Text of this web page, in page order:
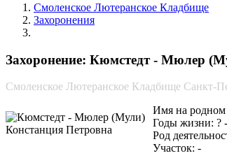
Смоленское Лютеранское Кладбище
Захоронения
Захоронение: Кюмстедт - Мюлер
Смоленское Лютеранское Кладбище Санкт-
Имя на родном
Годы жизни: ?
Род
Участок: -